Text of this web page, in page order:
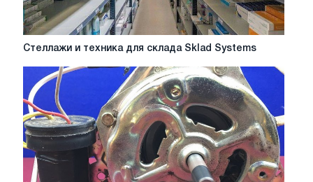
Стеллажи
техника
для
склада
Sklad
Systems
Стеллажи и техника для склада Sklad Systems